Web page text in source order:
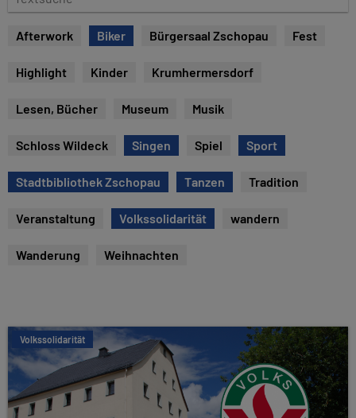
e
Afterwork Biker Bürgersaal Zschopau Fest
Highlight Kinder Krumhermersdorf
Lesen, Bücher Museum Musik
Schloss Wildeck Singen Spiel Sport
Stadtbibliothek Zschopau Tanzen Tradition
Veranstaltung Volkssolidarität wandern
Wanderung Weihnachten
Volkssolidarität